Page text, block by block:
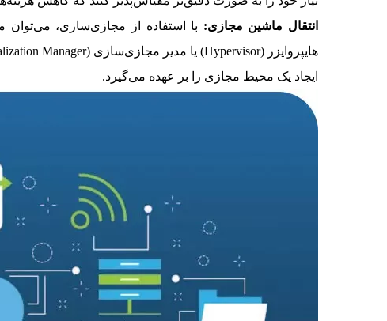
انتقال ماشین مجازی: با استفاده از مجازی‌سازی،
ایجاد یک محیط مجازی را بر عهده می‌گیرد.